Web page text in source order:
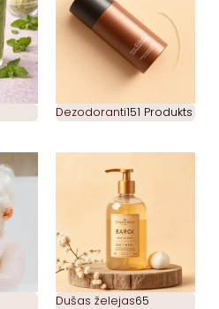
Dezodoranti151 Produkts
Dušas želejas65